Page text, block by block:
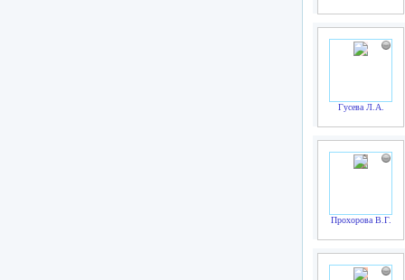
Гусева Л.А.
Прохорова В.Г.